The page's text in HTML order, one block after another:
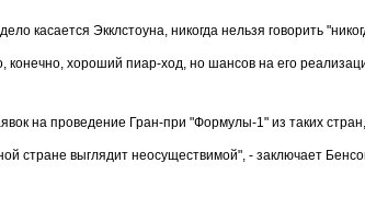
касается Экклстоуна, никогда нельзя говорить
конечно, хороший пиар-ход, но шансов на его
на проведение Гран-при "Формулы-1" из таких
стране выглядит неосуществимой", - заключает